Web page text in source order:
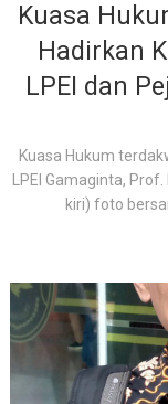
Kuasa
Hadirkan
LPEI dan
Kuasa Hukum
LPEI Gamaginta,
kiri) foto